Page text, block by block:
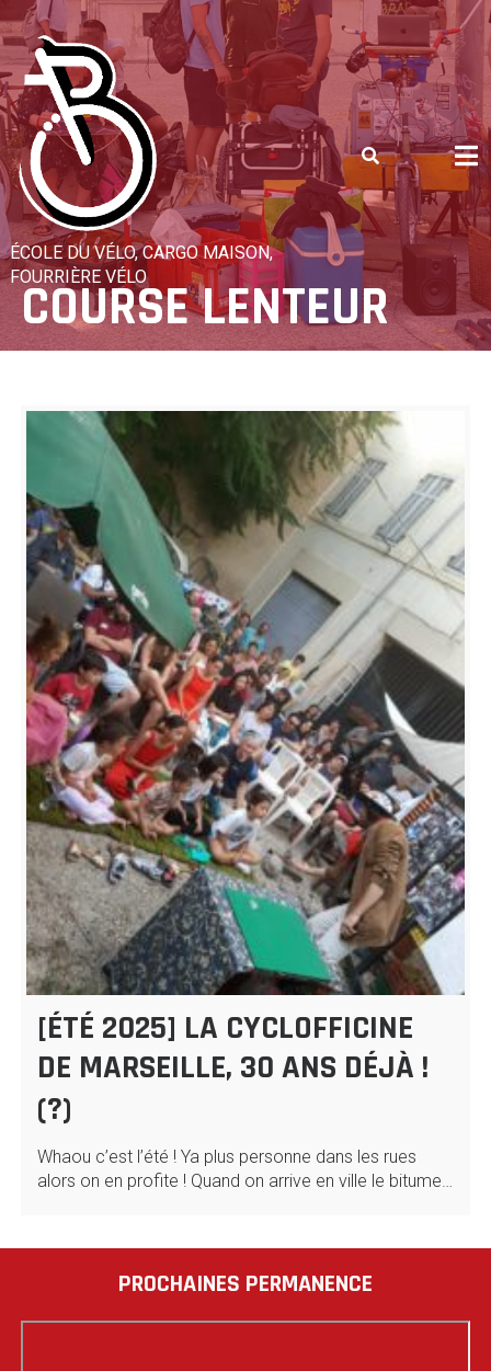
Skip
to
content
ÉCOLE DU VÉLO, CARGO MAISON,
FOURRIÈRE VÉLO
COURSE LENTEUR
[ÉTÉ 2025] LA CYCLOFFICINE
DE MARSEILLE, 30 ANS DÉJÀ !
(?)
Whaou c’est l’été ! Ya plus personne dans les rues
alors on en profite ! Quand on arrive en ville le bitume…
PROCHAINES PERMANENCE